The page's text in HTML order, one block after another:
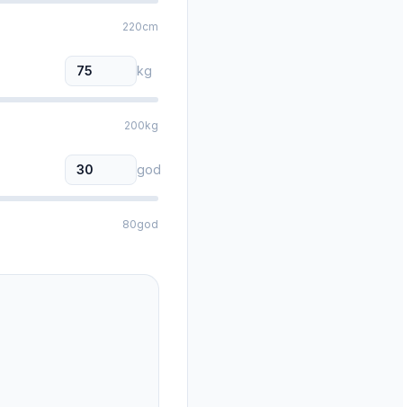
220cm
kg
200kg
god
80god